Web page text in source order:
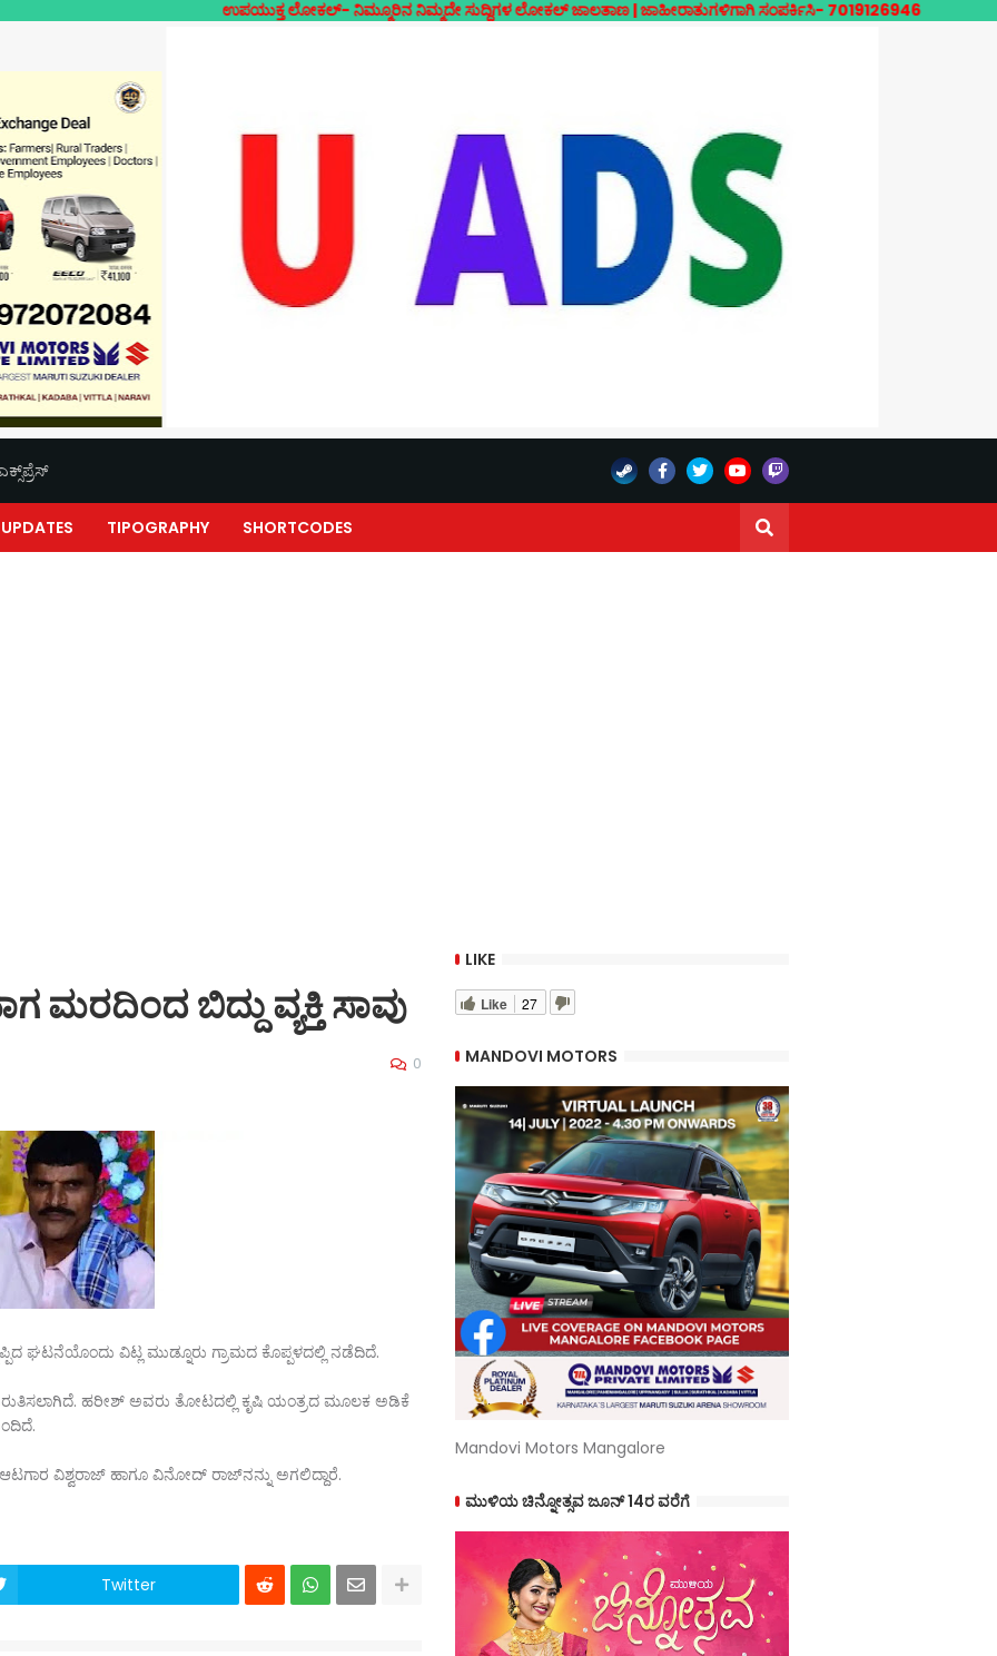
ಉಪಯುಕ್ತ ಲೋಕಲ್- ನಿಮ್ಮೂರಿನ ನಿಮ್ಮದೇ ಸುದ್ದಿಗಳ ಲೋಕಲ್ ಜಾಲತಾಣ | ಜಾಹೀರಾತುಗಳಿಗಾಗಿ ಸಂಪರ್ಕಿಸಿ- 7019126946
UPDATES TIPOGRAPHY SHORTCODES
ಮರದಿಂದ ಬಿದ್ದು ವ್ಯಕ್ತಿ ಸಾವು
0
ಘಟನೆಯೊಂದು ವಿಟ್ಲ ಮುಡ್ನೂರು ಗ್ರಾಮದ ಕೊಪ್ಪಳದಲ್ಲಿ ನಡೆದಿದೆ.
ಹರೀಶ್ ಅವರು ತೋಟದಲ್ಲಿ ಕೃಷಿ ಯಂತ್ರದ ಮೂಲಕ ಅಡಿಕೆ
ಆಟಗಾರ ವಿಶ್ವರಾಜ್ ಹಾಗೂ ವಿನೋದ್ ರಾಜ್‌ನನ್ನು ಅಗಲಿದ್ದಾರೆ.
Twitter
LIKE
Like 27
MANDOVI MOTORS
Mandovi Motors Mangalore
ಮುಳಿಯ ಚಿನ್ನೋತ್ಸವ ಜೂನ್ 14ರ ವರೆಗೆ